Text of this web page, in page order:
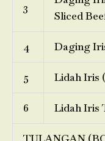
3
Sliced
4 Daging
5 Lidah Iris
6 Lidah Iris